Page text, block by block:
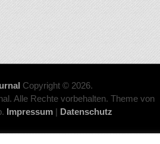
Copyright © 2026.
Alle Rechte vorbehalten. Theme von
Impressum| Datenschutz